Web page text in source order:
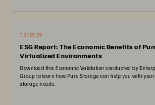
03/2025
ESG Report: The Economic Benefits of
Virtualized Environments
Download this Economic Validation conducted by
Group to learn how Pure Storage can help you with
storage needs.